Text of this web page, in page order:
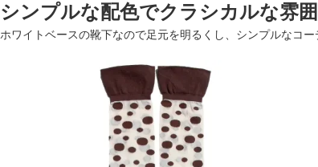
シンプルな配色でクラシカルな雰
ホワイトベースの靴下なので足元を明るくし、シンプルなコ